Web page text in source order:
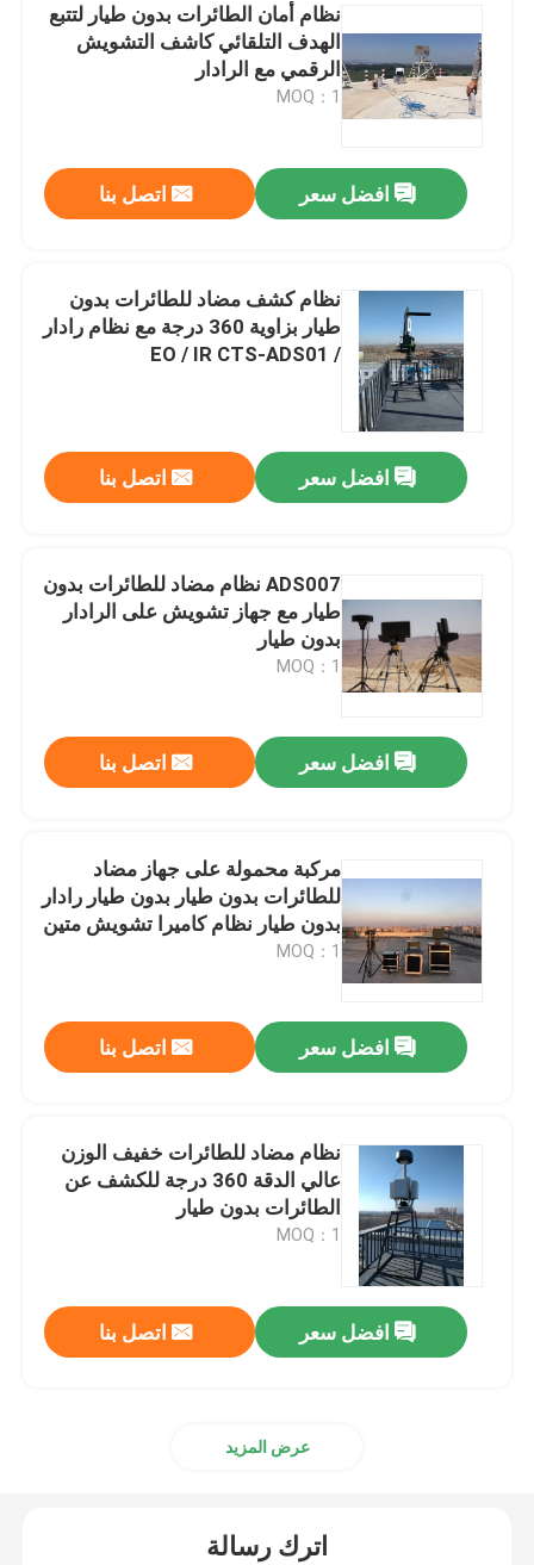
نظام أمان الطائرات بدون طيار لتتبع
الهدف التلقائي كاشف التشويش
الرقمي مع الرادار
MOQ：1
افضل سعر اتصل بنا
نظام كشف مضاد للطائرات بدون
طيار بزاوية 360 درجة مع نظام رادار
/ EO / IR CTS-ADS01
افضل سعر اتصل بنا
ADS007 نظام مضاد للطائرات بدون
طيار مع جهاز تشويش على الرادار
بدون طيار
MOQ：1
افضل سعر اتصل بنا
مركبة محمولة على جهاز مضاد
للطائرات بدون طيار بدون طيار رادار
بدون طيار نظام كاميرا تشويش متين
MOQ：1
افضل سعر اتصل بنا
نظام مضاد للطائرات خفيف الوزن
عالي الدقة 360 درجة للكشف عن
الطائرات بدون طيار
MOQ：1
افضل سعر اتصل بنا
عرض المزيد
اترك رسالة